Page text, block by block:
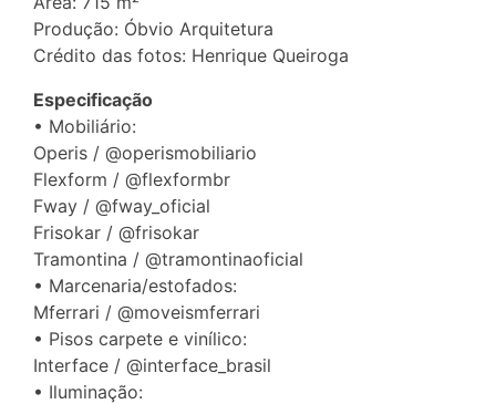
Produção: Óbvio Arquitetura
Crédito das fotos: Henrique Queiroga
Especificação
• Mobiliário:
Operis / @operismobiliario
Flexform / @flexformbr
Fway / @fway_oficial
Frisokar / @frisokar
Tramontina / @tramontinaoficial
• Marcenaria/estofados:
Mferrari / @moveismferrari
• Pisos carpete e vinílico:
Interface / @interface_brasil
• Iluminação: